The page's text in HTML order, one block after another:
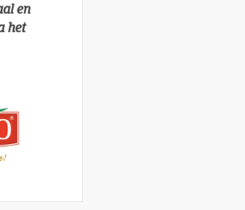
en
het